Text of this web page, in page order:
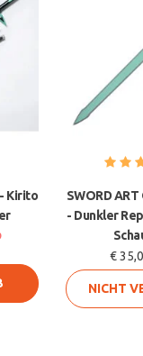
- Kirito
SWORD
- Dunkler
€
NICHT